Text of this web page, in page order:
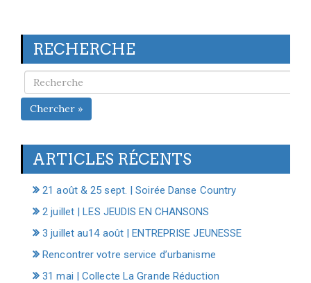
RECHERCHE
Chercher »
ARTICLES RÉCENTS
21 août & 25 sept. | Soirée Danse Country
2 juillet | LES JEUDIS EN CHANSONS
3 juillet au14 août | ENTREPRISE JEUNESSE
Rencontrer votre service d’urbanisme
31 mai | Collecte La Grande Réduction